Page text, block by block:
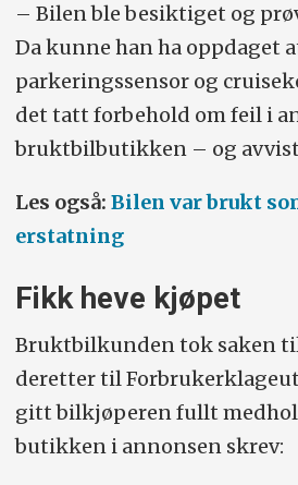
– Bilen ble besiktiget og
Da kunne han ha oppdaget
parkeringssensor og
det tatt forbehold om feil i
bruktbilbutikken – og
Les også: Bilen var brukt
erstatning
Fikk heve kjøpet
Bruktbilkunden tok saken
deretter til
gitt bilkjøperen fullt
butikken i annonsen skrev: